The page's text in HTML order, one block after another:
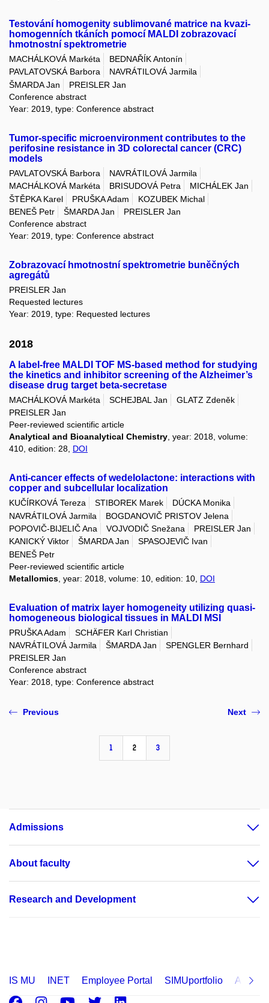
Testování homogenity sublimované matrice na kvazi-
homogenních tkáních pomocí MALDI zobrazovací
hmotnostní spektrometrie
MACHÁLKOVÁ Markéta
BEDNAŘÍK Antonín
PAVLATOVSKÁ Barbora
NAVRÁTILOVÁ Jarmila
ŠMARDA Jan
PREISLER Jan
Conference abstract
Year: 2019, type: Conference abstract
Tumor-specific microenvironment contributes to the
perifosine resistance in 3D colorectal cancer (CRC)
models
PAVLATOVSKÁ Barbora
NAVRÁTILOVÁ Jarmila
MACHÁLKOVÁ Markéta
BRISUDOVÁ Petra
MICHÁLEK Jan
ŠTĚPKA Karel
PRUŠKA Adam
KOZUBEK Michal
BENEŠ Petr
ŠMARDA Jan
PREISLER Jan
Conference abstract
Year: 2019, type: Conference abstract
Zobrazovací hmotnostní spektrometrie buněčných
agregátů
PREISLER Jan
Requested lectures
Year: 2019, type: Requested lectures
2018
A label-free MALDI TOF MS-based method for studying
the kinetics and inhibitor screening of the Alzheimer’s
disease drug target beta-secretase
MACHÁLKOVÁ Markéta SCHEJBAL Jan
GLATZ Zdeněk
PREISLER Jan
Peer-reviewed scientific article
Analytical and Bioanalytical Chemistry , year: 2018, volume:
410, edition: 28, DOI
Anti-cancer effects of wedelolactone: interactions with
copper and subcellular localization
KUČÍRKOVÁ Tereza STIBOREK Marek
DÚCKA Monika
NAVRÁTILOVÁ Jarmila
BOGDANOVIČ PRISTOV Jelena
POPOVIČ-BIJELIČ Ana
VOJVODIČ Snežana
PREISLER Jan
KANICKÝ Viktor
ŠMARDA Jan
SPASOJEVIČ Ivan
BENEŠ Petr
Peer-reviewed scientific article
Metallomics , year: 2018, volume: 10, edition: 10, DOI
Evaluation of matrix layer homogeneity utilizing quasi-
homogeneous biological tissues in MALDI MSI
PRUŠKA Adam
SCHÄFER Karl Christian
NAVRÁTILOVÁ Jarmila
ŠMARDA Jan
SPENGLER Bernhard
PREISLER Jan
Conference abstract
Year: 2018, type: Conference abstract
Previous
1 2 3
Next
Admissions
About faculty
Research and Development
IS MU INET Employee Portal SIMUportfolio